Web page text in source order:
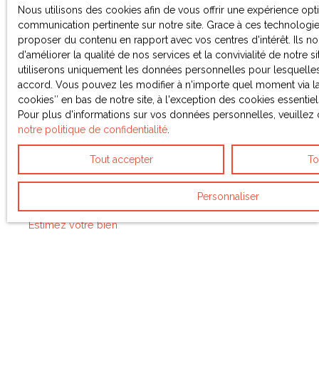
Vente appartement Châlons-en-Champagne (51000)
Vente maison Reims (51100)
Vente immeuble Reims (51100)
Vente maison Mailly-le-Camp (10230)
Vente fonds de commerce Châlons-en-Champagne
(51000)
Je suis propriétaire
Estimez votre bien
Nous utilisons des cookies afin de vous offrir une expérience
communication pertinente sur notre site. Grace à ces
proposer du contenu en rapport avec vos centres d'intérêt. Ils
d'améliorer la qualité de nos services et la convivialité de notre
utiliserons uniquement les données personnelles pour
accord. Vous pouvez les modifier à n'importe quel moment via
cookies″ en bas de notre site, à l'exception des cookies
Pour plus d'informations sur vos données personnelles, veuillez
notre politique de confidentialité
Tout accepter
Personnaliser